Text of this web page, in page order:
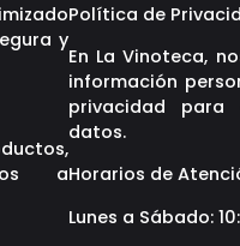
y
a
Política de
En La Vinoteca,
información
privacidad para
datos.
Horarios de
Lunes a Sábado: